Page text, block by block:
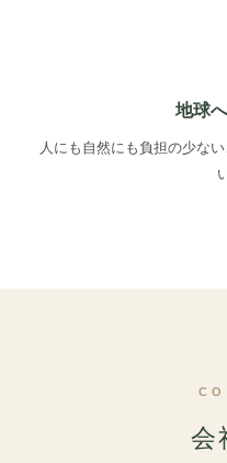
地球
人にも自然にも負担の少な
会